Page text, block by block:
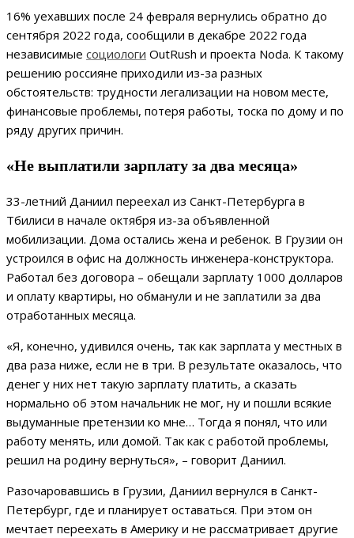
16% уехавших после 24 февраля вернулись обратно до
сентября 2022 года, сообщили в декабре 2022 года
независимые социологи OutRush и проекта Noda. К такому
решению россияне приходили из-за разных
обстоятельств: трудности легализации на новом месте,
финансовые проблемы, потеря работы, тоска по дому и по
ряду других причин.
«Не выплатили зарплату за два месяца»
33-летний Даниил переехал из Санкт-Петербурга в
Тбилиси в начале октября из-за объявленной
мобилизации. Дома остались жена и ребенок. В Грузии он
устроился в офис на должность инженера-конструктора.
Работал без договора – обещали зарплату 1000 долларов
и оплату квартиры, но обманули и не заплатили за два
отработанных месяца.
«Я, конечно, удивился очень, так как зарплата у местных в
два раза ниже, если не в три. В результате оказалось, что
денег у них нет такую зарплату платить, а сказать
нормально об этом начальник не мог, ну и пошли всякие
выдуманные претензии ко мне… Тогда я понял, что или
работу менять, или домой. Так как с работой проблемы,
решил на родину вернуться», – говорит Даниил.
Разочаровавшись в Грузии, Даниил вернулся в Санкт-
Петербург, где и планирует оставаться. При этом он
мечтает переехать в Америку и не рассматривает другие